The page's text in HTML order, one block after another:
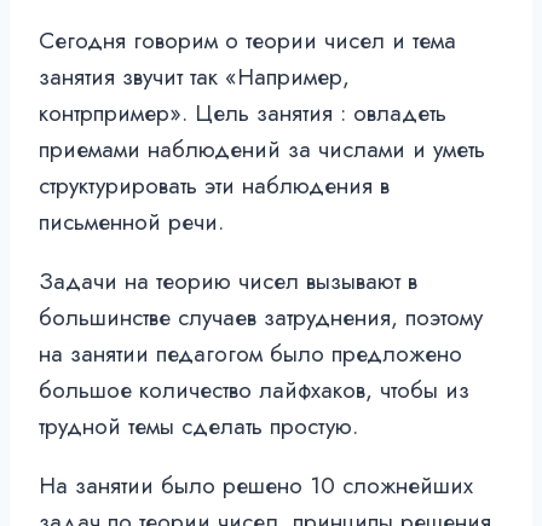
Сегодня говорим о теории чисел и тема
занятия звучит так «Например,
контрпример». Цель занятия : овладеть
приемами наблюдений за числами и уметь
структурировать эти наблюдения в
письменной речи.
Задачи на теорию чисел вызывают в
большинстве случаев затруднения, поэтому
на занятии педагогом было предложено
большое количество лайфхаков, чтобы из
трудной темы сделать простую.
На занятии было решено 10 сложнейших